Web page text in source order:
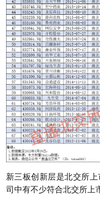
新三板创新层是北交所
司中有不少符合北交所上